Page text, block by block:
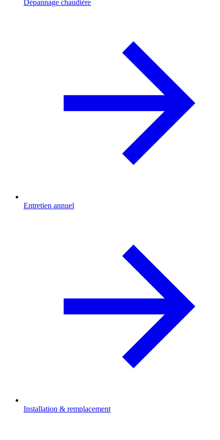
Dépannage chaudière
Entretien annuel
Installation & remplacement